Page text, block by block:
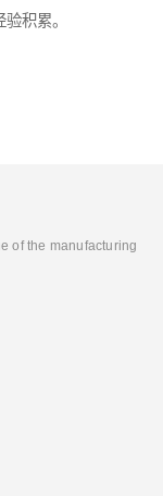
积累。
of the manufacturing